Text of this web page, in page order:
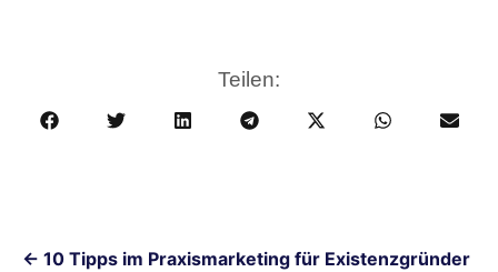
Teilen:
← 10 Tipps im Praxismarketing für Existenzgründer